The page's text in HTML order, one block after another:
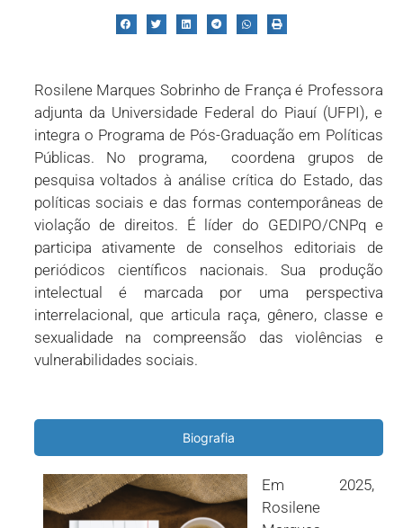
Rosilene Marques Sobrinho de França é Professora
adjunta da Universidade Federal do Piauí (UFPI), e
integra o Programa de Pós-Graduação em Políticas
Públicas. No programa, coordena grupos de
pesquisa voltados à análise crítica do Estado, das
políticas sociais e das formas contemporâneas de
violação de direitos. É líder do GEDIPO/CNPq e
participa ativamente de conselhos editoriais de
periódicos científicos nacionais. Sua produção
intelectual é marcada por uma perspectiva
interrelacional, que articula raça, gênero, classe e
sexualidade na compreensão das violências e
vulnerabilidades sociais.
Biografia
Em 2025,
Rosilene